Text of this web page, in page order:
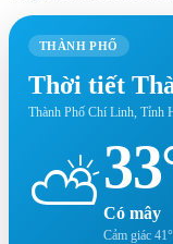
THÀNH PHỐ
Thời tiết
Thành Phố Chí Linh, Tỉnh
⛅Có mây
Cảm giác